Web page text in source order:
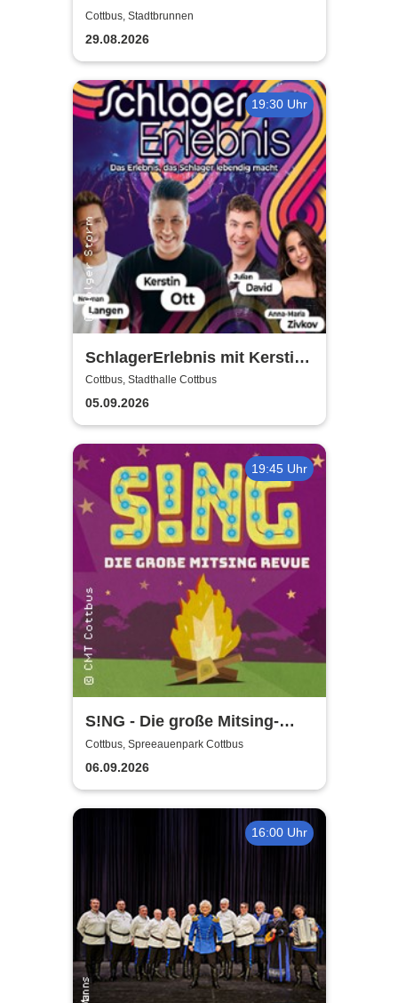
Cottbus, Stadtbrunnen
29.08.2026
19:30 Uhr
SchlagerErlebnis mit Kerstin
Ott u.v.a. - Kerstin Ott,
Norman Langen, Julian David
Cottbus, Stadthalle Cottbus
05.09.2026
19:45 Uhr
S!NG - Die große Mitsing-
Revue
Cottbus, Spreeauenpark Cottbus
06.09.2026
16:00 Uhr